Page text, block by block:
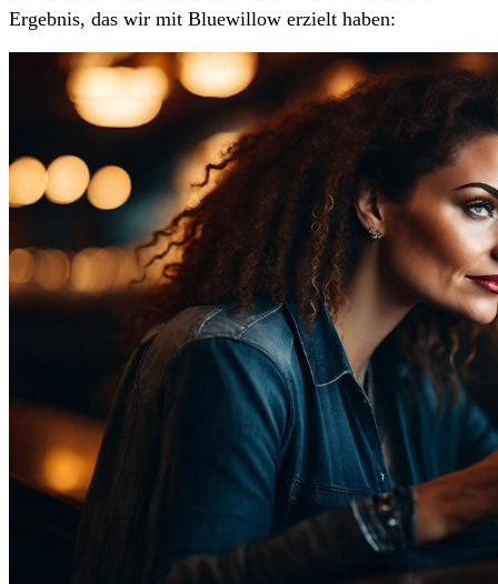
Ergebnis, das wir mit Bluewillow erzielt haben: